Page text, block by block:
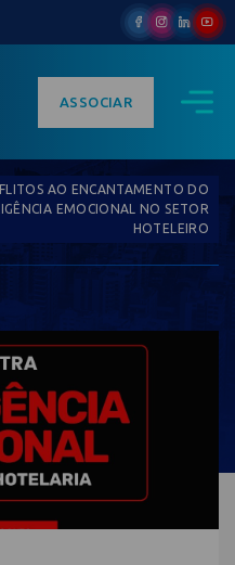
ASSOCIAR
AO ENCANTAMENTO DO
EMOCIONAL NO SETOR
HOTELEIRO